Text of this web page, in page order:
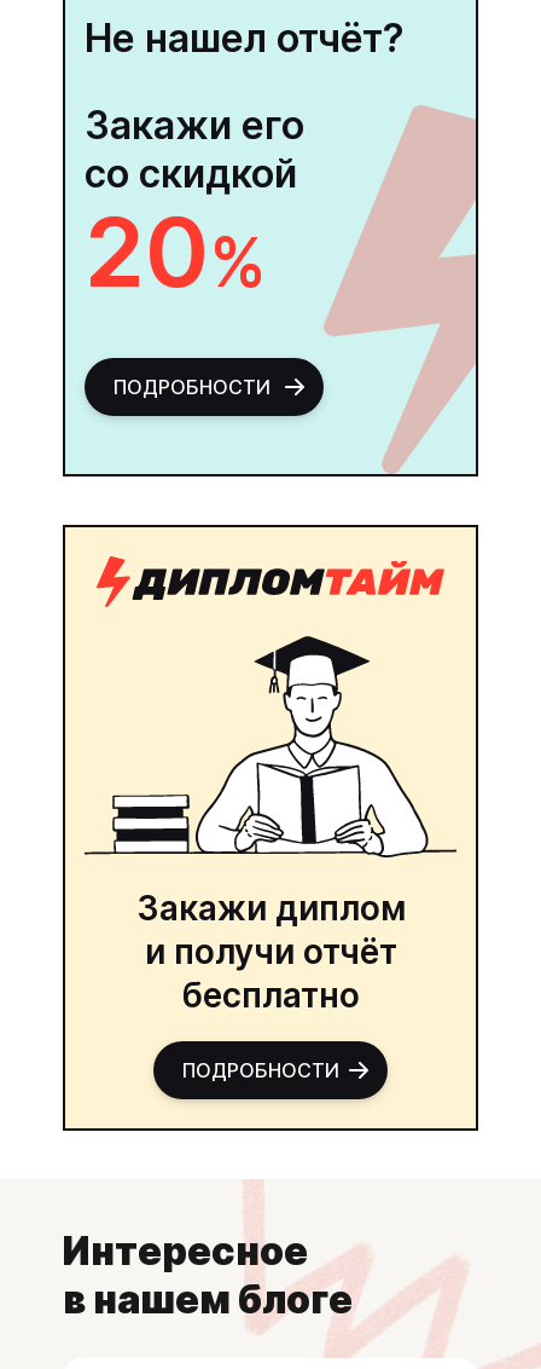
Не нашел отчёт?
Закажи его
со скидкой
20%
ПОДРОБНОСТИ
Закажи диплом
и получи отчёт
бесплатно
ПОДРОБНОСТИ
Интересное
в нашем блоге